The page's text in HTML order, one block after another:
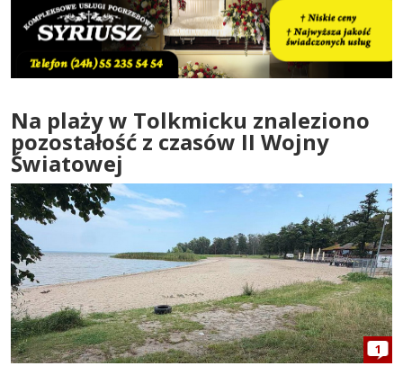
Na plaży w Tolkmicku znaleziono
pozostałość z czasów II Wojny
Światowej
1